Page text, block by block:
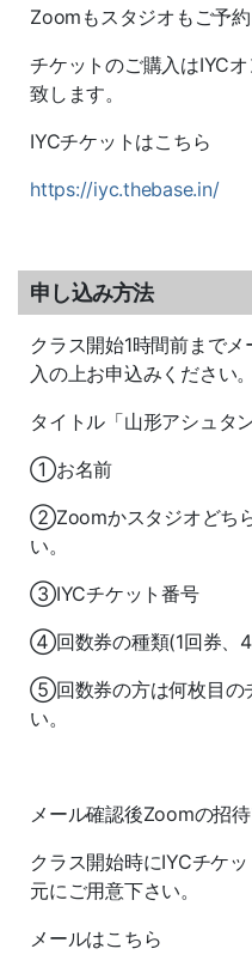
Zoomもスタジオもご予約
チケットのご購入はIYC
致します。
IYCチケットはこちら
https://iyc.thebase.in/
申し込み方法
クラス開始1時間前まで
入の上お申込みください。
タイトル「山形アシュタ
①お名前
②Zoomかスタジオどち
い。
③IYCチケット番号
④回数券の種類(1回券、
⑤回数券の方は何枚目の
い。
メール確認後Zoomの招
クラス開始時にIYCチケ
元にご用意下さい。
メールはこちら